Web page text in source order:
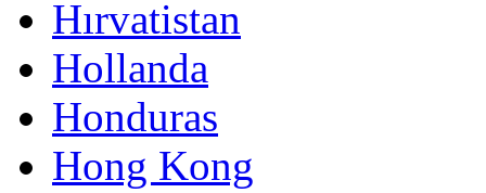
Hırvatistan
Hollanda
Honduras
Hong Kong